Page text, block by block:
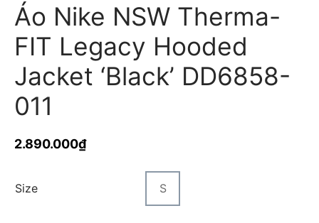
Áo Nike NSW Therma-
FIT Legacy Hooded
Jacket ‘Black’ DD6858-
011
2.890.000₫
Size S